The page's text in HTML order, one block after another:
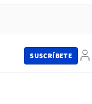
SUSCRÍBETE